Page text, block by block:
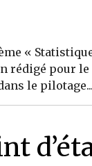
«
rédigé pour le
le pilotage...